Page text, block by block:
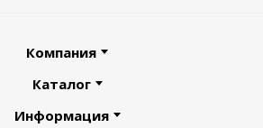
Компания
Каталог
Информация